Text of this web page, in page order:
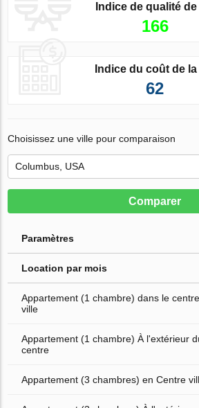
Indice de qualité
166
Indice du coût de
62
Choisissez une ville pour comparaison
Comparer
Paramètres
Location par mois
Appartement (1 chambre) dans le
ville
Appartement (1 chambre) À l'extérieur
centre
Appartement (3 chambres) en Centre